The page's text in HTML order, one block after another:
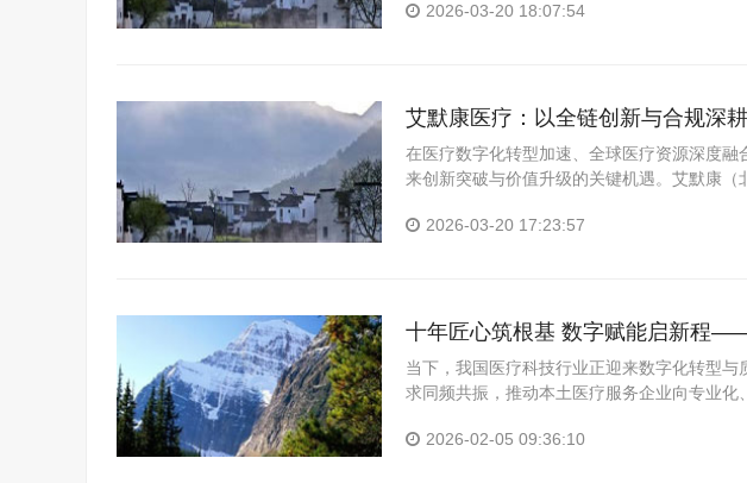
合数字化...
2026-03-20 18:07:54
艾默康医疗：以全链创新与合规深
在医疗数字化转型加速、全球医疗资源深度
来创新突破与价值升级的关键机遇。艾默康
力、合...
2026-03-20 17:23:57
十年匠心筑根基 数字赋能启新程
级
当下，我国医疗科技行业正迎来数字化转型
求同频共振，推动本土医疗服务企业向专业
能医...2026-02-05 09:36:10